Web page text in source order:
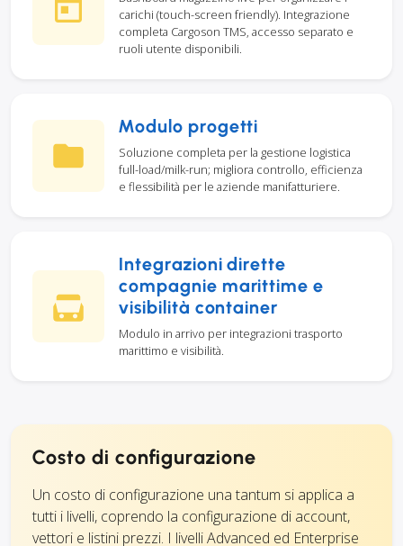
carichi (touch-screen friendly). Integrazione
completa Cargoson TMS, accesso separato e
ruoli utente disponibili.
Modulo progetti
Soluzione completa per la gestione logistica
full-load/milk-run; migliora controllo, efficienza
e flessibilità per le aziende manifatturiere.
Integrazioni dirette
compagnie marittime e
visibilità container
Modulo in arrivo per integrazioni trasporto
marittimo e visibilità.
Costo di configurazione
Un costo di configurazione una tantum si applica a
tutti i livelli, coprendo la configurazione di account,
vettori e listini prezzi. I livelli Advanced ed Enterprise